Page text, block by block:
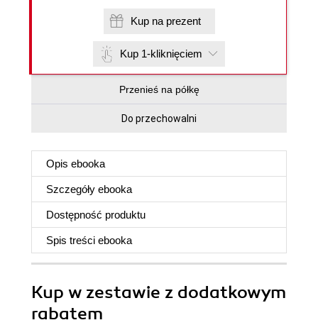
Kup na prezent
Kup 1-kliknięciem
Przenieś na półkę
Do przechowalni
Opis ebooka
Szczegóły ebooka
Dostępność produktu
Spis treści ebooka
Kup w zestawie z dodatkowym
rabatem